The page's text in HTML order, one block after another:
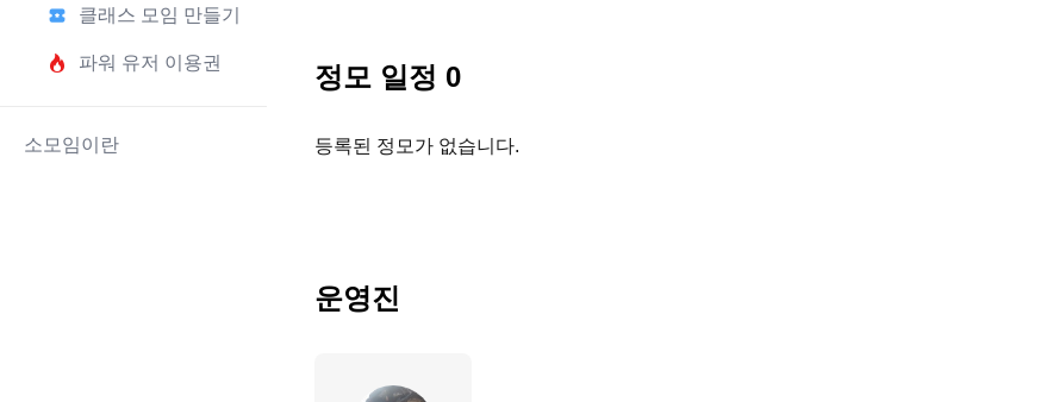
클래스 모임 만들기
파워 유저 이용권
소모임이란
정모 일정 0
등록된 정모가 없습니다.
운영진